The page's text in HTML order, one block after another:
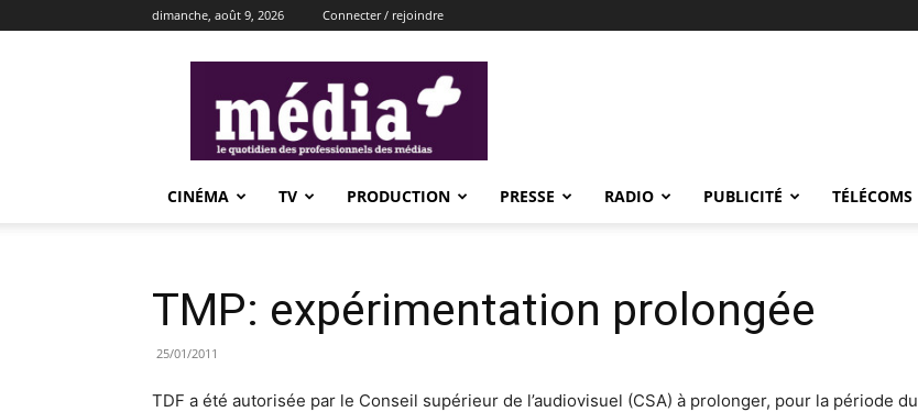
dimanche, août 9, 2026 Connecter / rejoindre
CINÉMA TV PRODUCTION PRESSE RADIO PUBLICITÉ TÉLÉCOMS
TMP: expérimentation prolongée
25/01/2011
TDF a été autorisée par le Conseil supérieur de l’audiovisuel (CSA) à prolonger, pour la période du